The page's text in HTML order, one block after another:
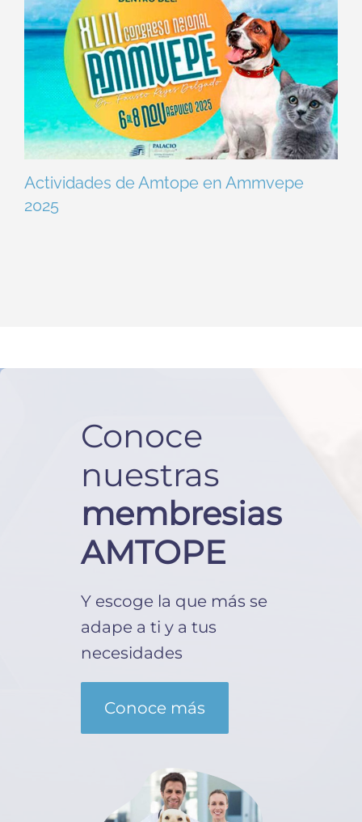
Actividades de Amtope en Ammvepe
2025
Conoce
nuestras
membresias
AMTOPE
Y escoge la que más se
adape a ti y a tus
necesidades
Conoce más